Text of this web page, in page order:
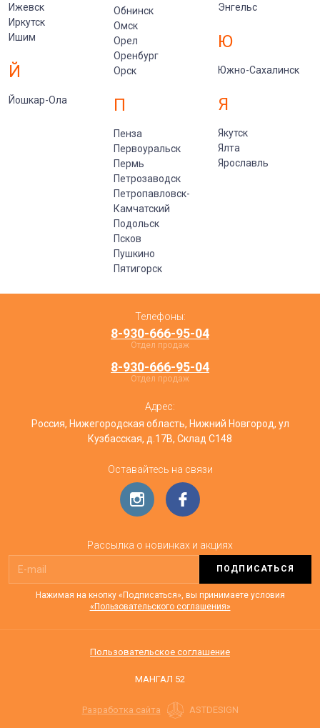
Ижевск
Иркутск
Ишим
Й
Йошкар-Ола
Обнинск
Омск
Орел
Оренбург
Орск
П
Пенза
Первоуральск
Пермь
Петрозаводск
Петропавловск-
Камчатский
Подольск
Псков
Пушкино
Пятигорск
Энгельс
Ю
Южно-Сахалинск
Я
Якутск
Ялта
Ярославль
Телефоны:
8-930-666-95-04
Отдел продаж
8-930-666-95-04
Отдел продаж
Адрес:
Россия, Нижегородская область, Нижний Новгород, ул
Кузбасская, д.17В, Склад С148
Оставайтесь на связи
Рассылка о новинках и акциях
ПОДПИСАТЬСЯ
Нажимая на кнопку «Подписаться», вы принимаете условия
«Пользовательского соглашения»
Пользовательское соглашение
МАНГАЛ 52
Разработка сайта ASTDESIGN